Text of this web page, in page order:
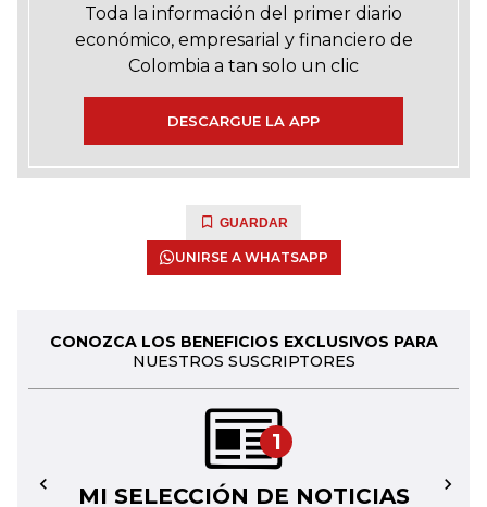
Toda la información del primer diario
económico, empresarial y financiero de
Colombia a tan solo un clic
DESCARGUE LA APP
GUARDAR
UNIRSE A WHATSAPP
CONOZCA LOS BENEFICIOS EXCLUSIVOS PARA
NUESTROS SUSCRIPTORES
1
MI SELECCIÓN DE NOTICIAS
← →